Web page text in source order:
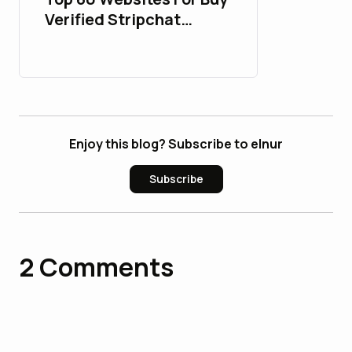
Verified Stripchat
Enjoy this blog? Subscribe to elnur
Subscribe
2 Comments